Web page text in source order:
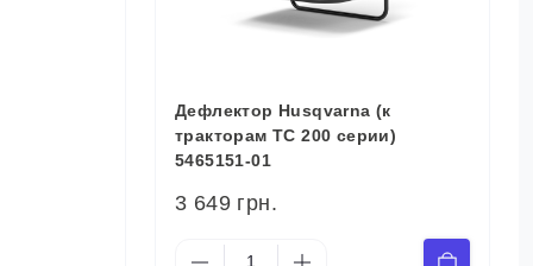
Дефлектор Husqvarna (к
тракторам TC 200 серии)
5465151-01
3 649 грн.